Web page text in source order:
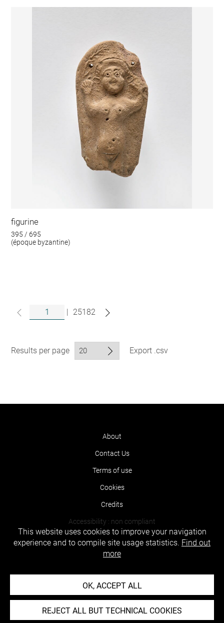
figurine
395 / 695
(époque byzantine)
| 25182
Results per page Export .csv
About
Contact Us
Terms of use
Cookies
Credits
Accessibility : non compliant
This website uses cookies to improve your navigation
experience and to compile site usage statistics. Find out
more
OK, ACCEPT ALL
REJECT ALL BUT TECHNICAL COOKIES